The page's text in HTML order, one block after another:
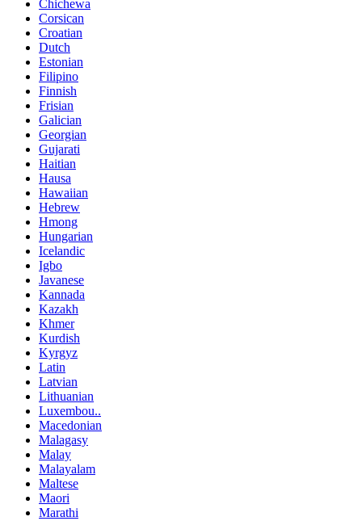
Chichewa
Corsican
Croatian
Dutch
Estonian
Filipino
Finnish
Frisian
Galician
Georgian
Gujarati
Haitian
Hausa
Hawaiian
Hebrew
Hmong
Hungarian
Icelandic
Igbo
Javanese
Kannada
Kazakh
Khmer
Kurdish
Kyrgyz
Latin
Latvian
Lithuanian
Luxembou..
Macedonian
Malagasy
Malay
Malayalam
Maltese
Maori
Marathi